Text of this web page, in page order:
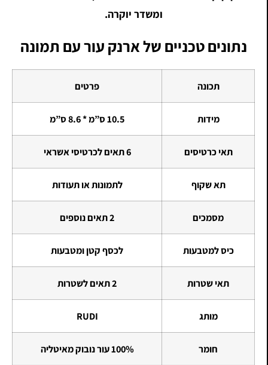
ומשדר יוקרה.
נתונים טכניים של ארנק עור עם תמונה
תכונה פרטים
מידות 10.5 ס”מ * 8.6 ס”מ
תאי כרטיסים 6 תאים לכרטיסי אשראי
תא שקוף לתמונות או תעודות
מסמכים 2 תאים נוספים
כיס למטבעות לכסף קטן ומטבעות
תאי שטרות 2 תאים לשטרות
מותג RUDI
חומר 100% עור נובוק מאיטליה